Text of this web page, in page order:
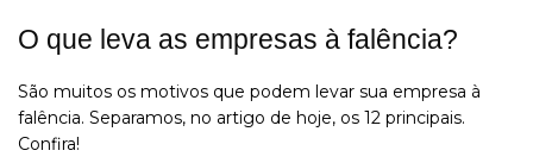
O que leva as empresas à falência?
São muitos os motivos que podem levar sua empresa à
falência. Separamos, no artigo de hoje, os 12 principais.
Confira!